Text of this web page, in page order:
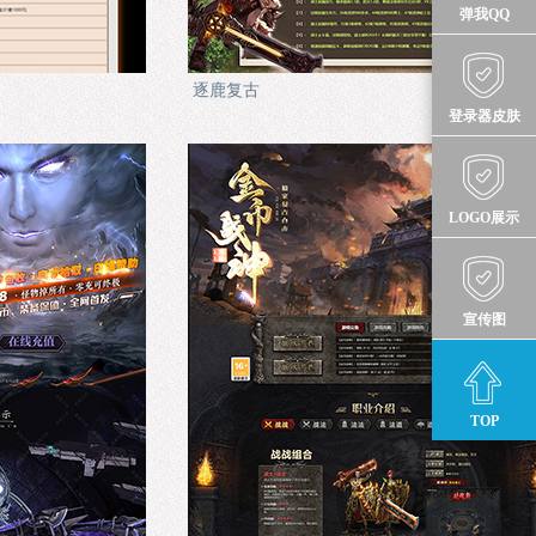
逐鹿复古
弹我QQ
登录器皮肤
LOGO展示
宣传图
TOP